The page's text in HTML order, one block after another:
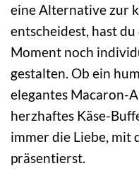
eine Alternative zur
entscheidest, hast
Moment noch
gestalten. Ob ein
elegantes Macaron-
herzhaftes Käse-
immer die Liebe, mit
präsentierst.